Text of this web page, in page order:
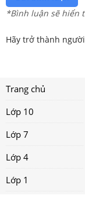
*Bình luận sẽ hiển
Hãy trở thành
Trang chủ
Lớp 10
Lớp 7
Lớp 4
Lớp 1